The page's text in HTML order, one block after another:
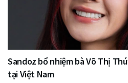
Sandoz bổ nhiệm bà Võ Thị
tại Việt Nam